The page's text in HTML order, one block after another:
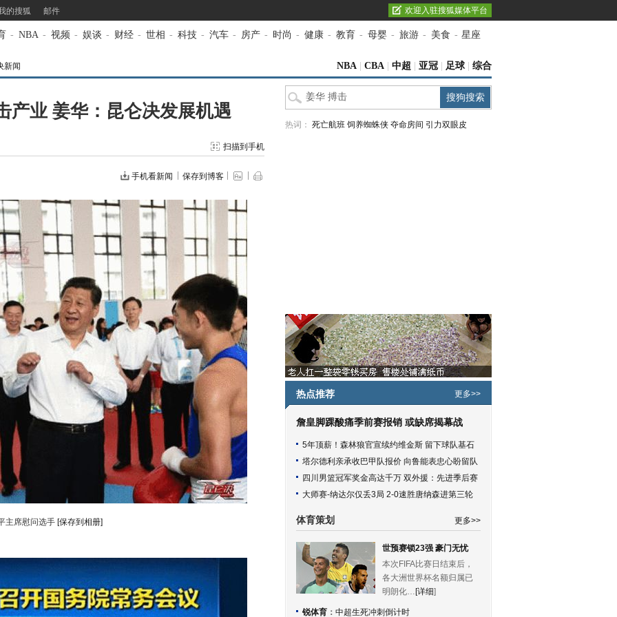
的搜狐 邮件 欢迎入驻搜狐媒体平台
- NBA - 视频 - 娱谈 - 财经 - 世相 - 科技 - 汽车 - 房产 - 时尚 - 健康 - 教育 - 母婴 - 旅游 - 美食 - 星座
新闻 NBA CBA 中超 亚冠 足球 综合
产业 姜华：昆仑决发展机遇
扫描到手机
手机看新闻 保存到博客
主席慰问选手 [保存到相册]
热词： 死亡航班 饲养蜘蛛侠 夺命房间 引力双眼皮
热点推荐 更多>>
詹皇脚踝酸痛季前赛报销 或缺席揭幕战
5年顶薪！森林狼官宣续约维金斯 留下球队基石
塔尔德利亲承收巴甲队报价 向鲁能表忠心盼留队
四川男篮冠军奖金高达千万 双外援：先进季后赛
大师赛-纳达尔仅丢3局 2-0速胜唐纳森进第三轮
体育策划 更多>>
世预赛锁23强 豪门无忧
本次FIFA比赛日结束后，
各大洲世界杯名额归属已
明朗化… [详细]
锐体育 ： 中超生死冲刺倒计时